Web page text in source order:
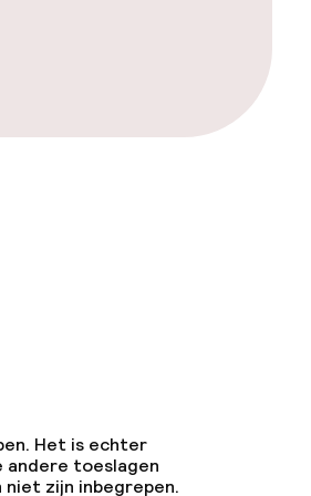
Het is echter
andere toeslagen
niet zijn inbegrepen.